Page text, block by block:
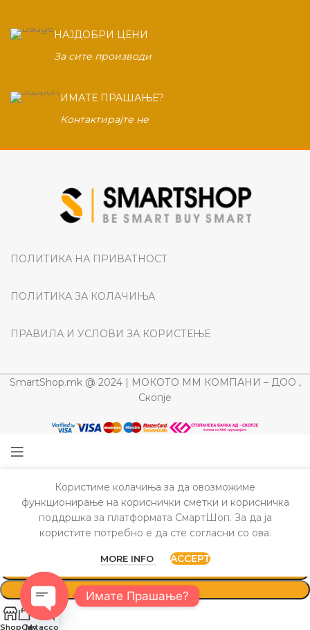
НАЈДОБРИ ЦЕНИ
За сите производи
ИМАТЕ ПРАШАЊЕ?
Контактирајте не
ПОЛИТИКА НА ПРИВАТНОСТ
ПОЛИТИКА ЗА КОЛАЧИЊА
ПРАВИЛА И УСЛОВИ ЗА КОРИСТЕЊЕ
SmartShop.mk @ 2024 | МОКОТО ММ КОМПАНИ – ДОО ,
Скопје
Користиме колачиња за да овозможиме
функционирање на кориснички сметки и корисничка
поддршка за платформата СмартШоп. За да ја
користите потребно е да сте согласни со ова.
MORE INFO ACCEPT
ISKRA СТАПЕН БЛЕНДЕР SW-288
ден 1.750ден
BUY NOW
ShopCart
My account
Имате Прашање?
Open